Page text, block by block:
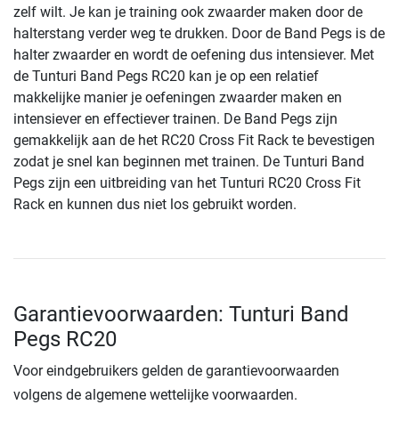
zelf wilt. Je kan je training ook zwaarder maken door de
halterstang verder weg te drukken. Door de Band Pegs is de
halter zwaarder en wordt de oefening dus intensiever. Met
de Tunturi Band Pegs RC20 kan je op een relatief
makkelijke manier je oefeningen zwaarder maken en
intensiever en effectiever trainen. De Band Pegs zijn
gemakkelijk aan de het RC20 Cross Fit Rack te bevestigen
zodat je snel kan beginnen met trainen. De Tunturi Band
Pegs zijn een uitbreiding van het Tunturi RC20 Cross Fit
Rack en kunnen dus niet los gebruikt worden.
Garantievoorwaarden: Tunturi Band
Pegs RC20
Voor eindgebruikers gelden de garantievoorwaarden
volgens de algemene wettelijke voorwaarden.